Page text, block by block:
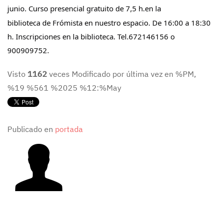
junio. Curso presencial gratuito de 7,5 h.en la
biblioteca de Frómista en nuestro espacio. De 16:00 a 18:30
h. Inscripciones en la biblioteca. Tel.672146156 o
900909752.
Visto 1162 veces Modificado por última vez en %PM,
%19 %561 %2025 %12:%May
Publicado en portada